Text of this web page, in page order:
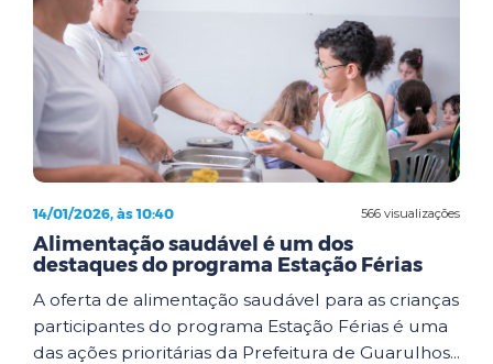
566 visualizações
14/01/2026, às 10:40
Alimentação saudável é um dos
destaques do programa Estação Férias
A oferta de alimentação saudável para as crianças
participantes do programa Estação Férias é uma
das ações prioritárias da Prefeitura de Guarulhos...